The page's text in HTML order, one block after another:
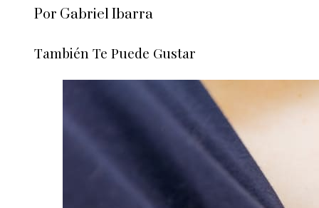
Por Gabriel Ibarra
También Te Puede Gustar